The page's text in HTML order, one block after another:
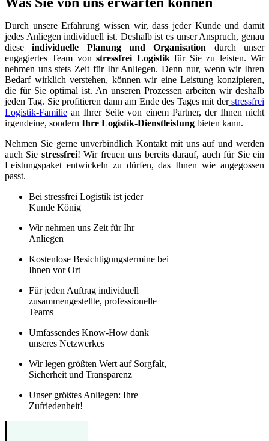
Durch unsere Erfahrung wissen wir, dass jeder Kunde und damit
jedes Anliegen individuell ist. Deshalb ist es unser Anspruch, genau
dieseindividuelle Planung und Organisation durch unser
engagiertes Team vonstressfrei Logistikfür Sie zu leisten. Wir
nehmen uns stets Zeit für Ihr Anliegen. Denn nur, wenn wir Ihren
Bedarf wirklich verstehen, können wir eine Leistung konzipieren,
die für Sie optimal ist. An unseren Prozessen arbeiten wir deshalb
jeden Tag. Sie profitieren dann am Ende des Tages mit derstressfrei
Logistik-Familie an Ihrer Seite von einem Partner, der Ihnen nicht
irgendeine, sondern Ihre Logistik-Dienstleistung bieten kann.
Nehmen Sie gerne unverbindlich Kontakt mit uns auf und werden
auch Sie stressfrei! Wir freuen uns bereits darauf, auch für Sie ein
Leistungspaket entwickeln zu dürfen, das Ihnen wie angegossen
passt.
Bei stressfrei Logistik ist jeder
Kunde König
Wir nehmen uns Zeit für Ihr
Anliegen
Kostenlose Besichtigungstermine bei
Ihnen vor Ort
Für jeden Auftrag individuell
zusammengestellte, professionelle
Teams
Umfassendes Know-How dank
unseres Netzwerkes
Wir legen größten Wert auf Sorgfalt,
Sicherheit und Transparenz
Unser größtes Anliegen: Ihre
Zufriedenheit!